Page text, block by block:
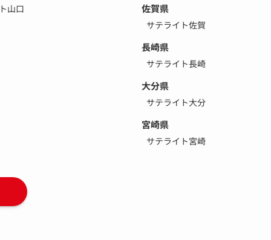
山口 佐賀県
サテライト佐賀
長崎県
サテライト長崎
大分県
サテライト大分
宮崎県
サテライト宮崎